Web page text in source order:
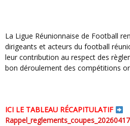
La Ligue Réunionnaise de Football remercie l’ensemble des clubs,
dirigeants et acteurs du football
leur contribution au respect des
bon déroulement des compétitions
ICI LE TABLEAU RÉCAPITULATIF
Rappel_reglements_coupes_20260417